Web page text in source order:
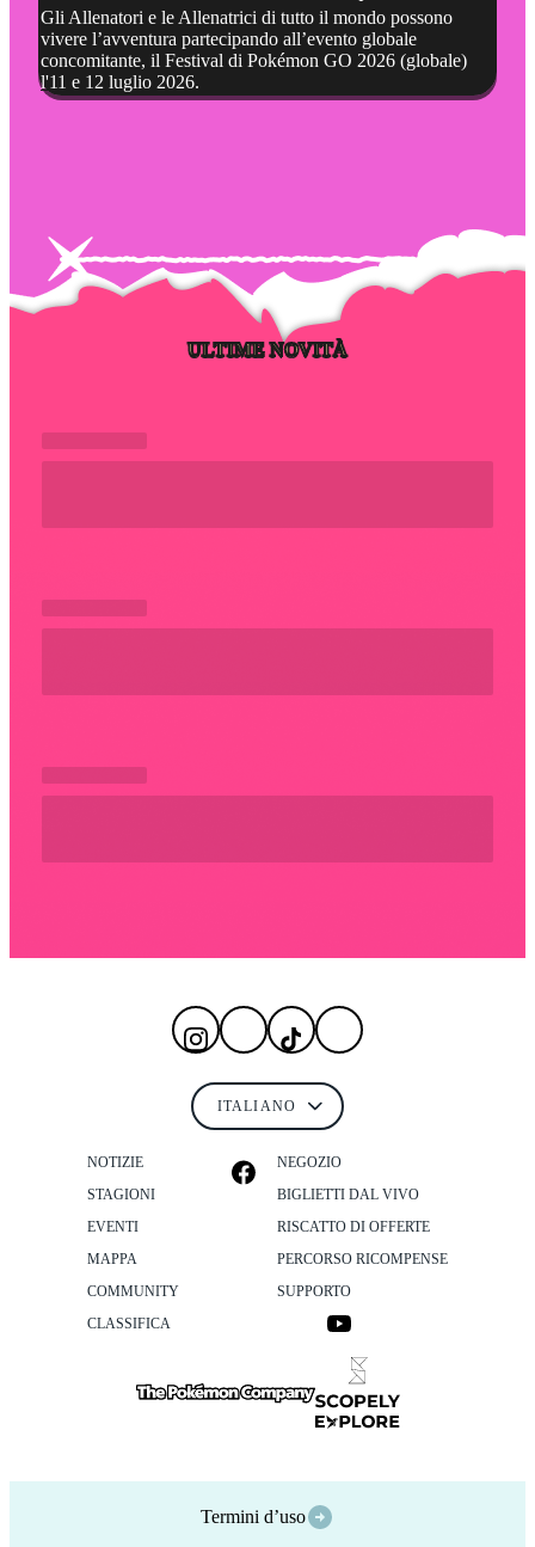
Gli Allenatori e le Allenatrici di tutto il mondo possono
vivere l’avventura partecipando all’evento globale
concomitante, il Festival di Pokémon GO 2026 (globale)
l'11 e 12 luglio 2026.
ULTIME NOVITÀ
NOTIZIE
STAGIONI
EVENTI
MAPPA
COMMUNITY
CLASSIFICA
NEGOZIO
BIGLIETTI DAL VIVO
RISCATTO DI OFFERTE
PERCORSO RICOMPENSE
SUPPORTO
Termini d’uso